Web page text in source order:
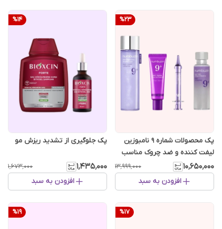
%23
پک محصولات شماره 9 نامبوزین
لیفت کننده و ضد چروک مناسب
انواع پوست
۱۰٬۶۵۰٬۰۰۰ ۱۳٬۹۹۹٬۰۰۰
افزودن به سبد
%14
پک جلوگیری از تشدید ریزش مو
۱٬۴۳۵٬۰۰۰ ۱٬۶۷۳٬۰۰۰
افزودن به سبد
%17
%19